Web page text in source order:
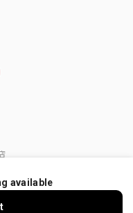
available